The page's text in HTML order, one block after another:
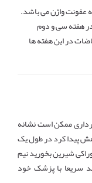
عفونت واژن می باشد.
هفته سی و دوم
در این هفته ها
جنینی:کاهش حرکات در هفته 32 بارداری ممکن است نشانه
پیدا کرد در طول یک
کمتر از 3 تا بود یک خوراکی شیرین بخورید نیم
سریعا با پزشک خود